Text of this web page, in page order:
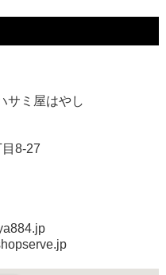
サミ屋はやし
8-27